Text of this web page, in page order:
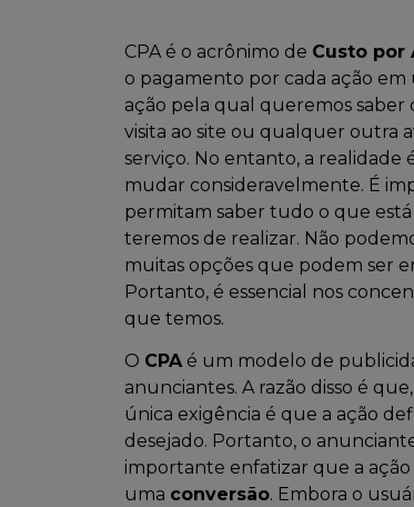
CPA é o acrônimo de Custo por
o pagamento por cada ação
ação pela qual queremos
visita ao site ou qualquer outra
serviço. No entanto, a realidade
mudar consideravelmente. É
permitam saber tudo o que está
teremos de realizar. Não
muitas opções que podem ser
Portanto, é essencial nos
que temos.
O CPAé um modelo de
anunciantes. A razão disso é
única exigência é que a ação
desejado. Portanto, o
importante enfatizar que a
uma conversão. Embora o